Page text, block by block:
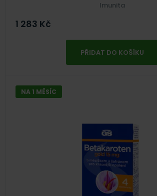
Imunita
1 283 Kč
PŘIDAT DO KOŠÍKU
NA 1 MĚSÍC